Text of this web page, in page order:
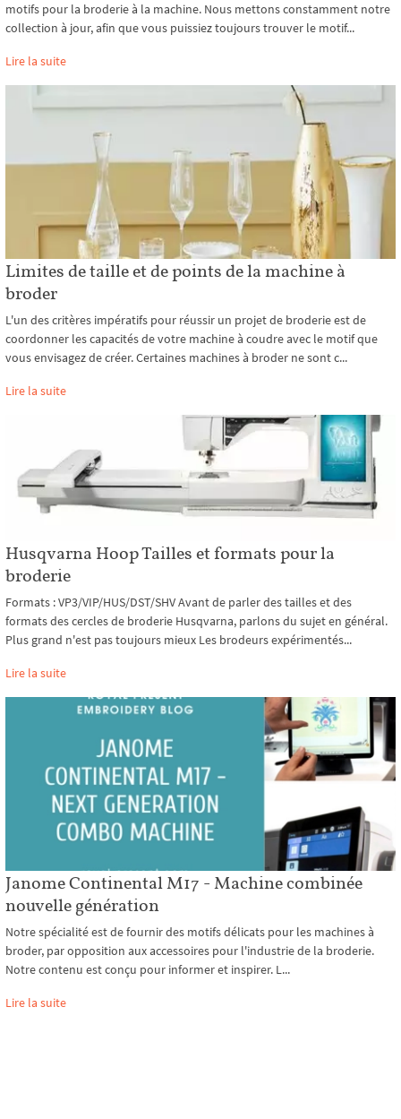
motifs pour la broderie à la machine. Nous mettons constamment notre
collection à jour, afin que vous puissiez toujours trouver le motif...
Lire la suite
Limites de taille et de points de la machine à
broder
L'un des critères impératifs pour réussir un projet de broderie est de
coordonner les capacités de votre machine à coudre avec le motif que
vous envisagez de créer. Certaines machines à broder ne sont c...
Lire la suite
Husqvarna Hoop Tailles et formats pour la
broderie
Formats : VP3/VIP/HUS/DST/SHV Avant de parler des tailles et des
formats des cercles de broderie Husqvarna, parlons du sujet en général.
Plus grand n'est pas toujours mieux Les brodeurs expérimentés...
Lire la suite
Janome Continental M17 - Machine combinée
nouvelle génération
Notre spécialité est de fournir des motifs délicats pour les machines à
broder, par opposition aux accessoires pour l'industrie de la broderie.
Notre contenu est conçu pour informer et inspirer. L...
Lire la suite